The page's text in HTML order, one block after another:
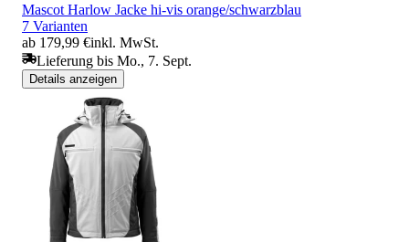
Mascot Harlow Jacke hi-vis orange/schwarzblau
7 Varianten
ab 179,99 €inkl. MwSt.
Lieferung bis Mo., 7. Sept.
Details anzeigen